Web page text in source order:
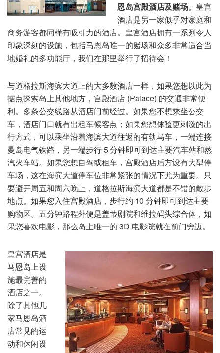
恩岛宫殿酒店及赌场。皇宫
酒店是另一家似乎对家庭和
商务游客都同样有吸引力的酒店。皇宫酒店拥有一系列令人
印象深刻的设施，包括马恩岛唯一的赌场和众多非常适合当
地婚礼的多功能厅，我们在那里举行了招待会！
与道格拉斯海滨大道上的大多数酒店一样，如果您想以此为
据点探索岛上其他地方，宫殿酒店 (Palace) 的交通非常便
利。多条公交线路从酒店门前经过。如果您不想乘坐公交
车，酒店门口就有出租车候客点；如果您想体验更刺激的出
行方式，可以乘坐沿着海滨大道往返的有轨马车，一端连接
曼岛电气铁路，另一端步行 5 分钟即可到达主要汽车站和蒸
汽火车站。如果您想自驾或租车，宫殿酒店后方设有大型停
车场，这在海滨大道停车位非常紧张的情况下尤为重要。只
要避开周五和周六晚上，道格拉斯海滨大道都是不错的散步
地点。如果您入住宫殿酒店，步行约 10 分钟即可到达主要
购物区。五分钟路程外便是盖蒂剧院和维拉码头综合体，如
果您喜欢电影，那么岛上唯一的 3D 电影院就在前门旁边。
皇宫酒店是
马恩岛上设
施最完善的
酒店之一。
除了其他几
家马恩岛酒
店常见的运
动和休闲设